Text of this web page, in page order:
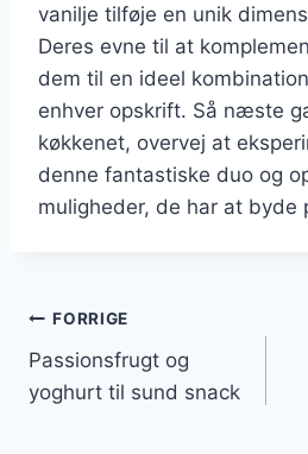
vanilje tilføje en unik
Deres evne til at
dem til en ideel
enhver opskrift. Så næste
køkkenet, overvej at
denne fantastiske duo og
muligheder, de har at byde
Indlægsnavigation
FORRIGE
Passionsfrugt og
yoghurt til sund snack